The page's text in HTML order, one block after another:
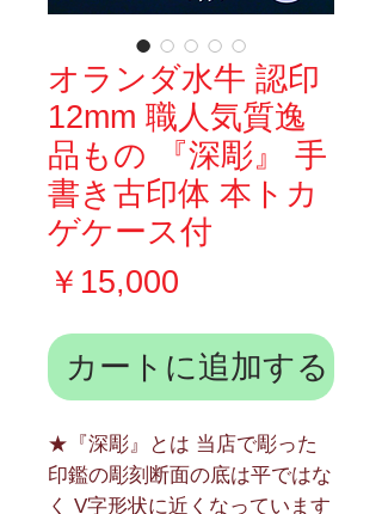
オランダ水牛 認印
12mm 職人気質逸
品もの 『深彫』 手
書き古印体 本トカ
ゲケース付
￥15,000
格
カートに追加する
★『深彫』とは 当店で彫った
印鑑の彫刻断面の底は平ではな
く V字形状に近くなっています